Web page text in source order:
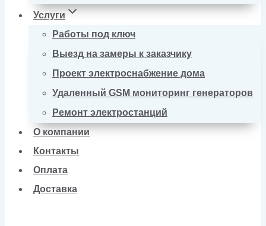
Услуги
Работы под ключ
Выезд на замеры к заказчику
Проект электроснабжение дома
Удаленный GSM мониторинг генераторов
Ремонт электростанций
О компании
Контакты
Оплата
Доставка